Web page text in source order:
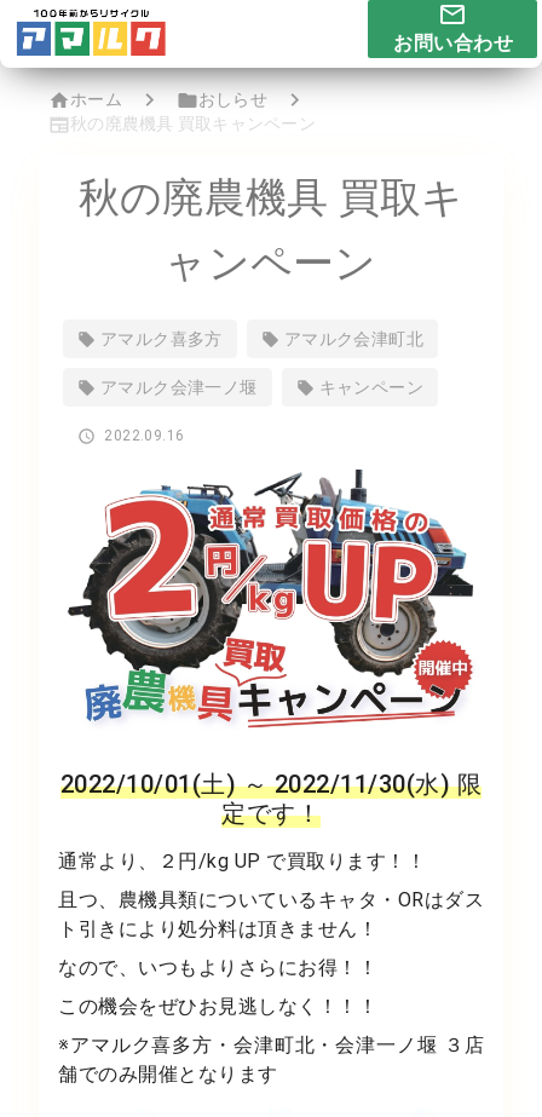
お問い合わせ
ホーム
おしらせ
秋の廃農機具 買取キャンペーン
秋の廃農機具 買取キ
ャンペーン
アマルク喜多方 アマルク会津町北
アマルク会津一ノ堰 キャンペーン
2022.09.16
2022/10/01(土) ～ 2022/11/30(水) 限
定です！
通常より、２円/kg UP で買取ります！！
且つ、農機具類についているキャタ・ORはダス
ト引きにより処分料は頂きません！
なので、いつもよりさらにお得！！
この機会をぜひお見逃しなく！！！
※アマルク喜多方・会津町北・会津一ノ堰 ３店
舗でのみ開催となります